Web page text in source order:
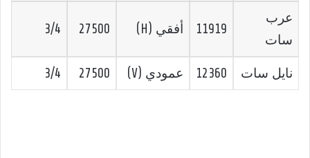
عرب
سات
11919 أفقي (H) 27500
3/4
نايل سات 12360 عمودي (V) 27500
3/4